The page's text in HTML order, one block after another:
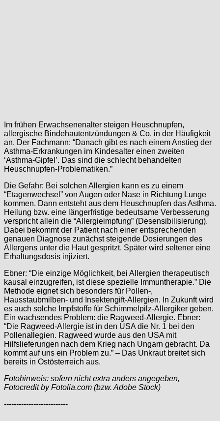
Im frühen Erwachsenenalter steigen Heuschnupfen,
allergische Bindehautentzündungen & Co. in der Häufigkeit
an. Der Fachmann: “Danach gibt es nach einem Anstieg der
Asthma-Erkrankungen im Kindesalter einen zweiten
‘Asthma-Gipfel’. Das sind die schlecht behandelten
Heuschnupfen-Problematiken.”
Die Gefahr: Bei solchen Allergien kann es zu einem
“Etagenwechsel” von Augen oder Nase in Richtung Lunge
kommen. Dann entsteht aus dem Heuschnupfen das Asthma.
Heilung bzw. eine längerfristige bedeutsame Verbesserung
verspricht allein die “Allergieimpfung” (Desensibilisierung).
Dabei bekommt der Patient nach einer entsprechenden
genauen Diagnose zunächst steigende Dosierungen des
Allergens unter die Haut gespritzt. Später wird seltener eine
Erhaltungsdosis injiziert.
Ebner: “Die einzige Möglichkeit, bei Allergien therapeutisch
kausal einzugreifen, ist diese spezielle Immuntherapie.” Die
Methode eignet sich besonders für Pollen-,
Hausstaubmilben- und Insektengift-Allergien. In Zukunft wird
es auch solche Impfstoffe für Schimmelpilz-Allergiker geben.
Ein wachsendes Problem: die Ragweed-Allergie. Ebner:
“Die Ragweed-Allergie ist in den USA die Nr. 1 bei den
Pollenallegien. Ragweed wurde aus den USA mit
Hilfslieferungen nach dem Krieg nach Ungarn gebracht. Da
kommt auf uns ein Problem zu.” – Das Unkraut breitet sich
bereits in Ostösterreich aus.
Fotohinweis: sofern nicht extra anders angegeben,
Fotocredit by Fotolia.com (bzw. Adobe Stock)
--------------------------